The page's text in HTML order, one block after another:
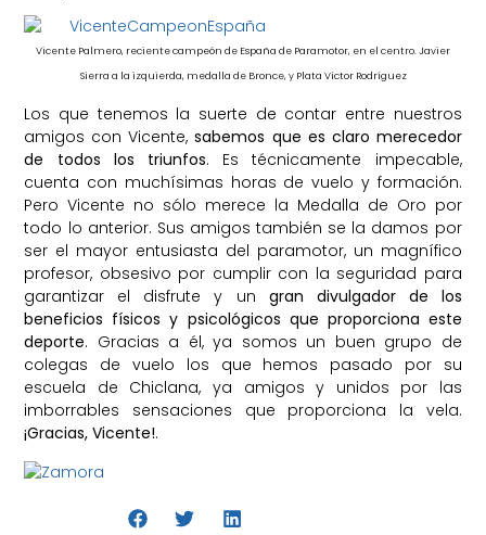
Vicente Palmero, reciente campeón de España de Paramotor, en el centro.Javier
Sierra a la izquierda, medalla de Bronce, y Plata Víctor Rodríguez
Los que tenemos la suerte de contar entre nuestros
amigos con Vicente,sabemos que es claro merecedor
de todos los triunfos. Es técnicamente impecable,
cuenta con muchísimas horas de vuelo y formación.
Pero Vicente no sólo merece la Medalla de Oro por
todo lo anterior. Sus amigos también se la damos por
ser el mayor entusiasta del paramotor, un magnífico
profesor, obsesivo por cumplir con la seguridad para
garantizar el disfrute y un gran divulgador de los
beneficios físicos y psicológicos que proporciona este
deporte. Gracias a él, ya somos un buen grupo de
colegas de vuelo los que hemos pasado por su
escuela de Chiclana, ya amigos y unidos por las
imborrables sensaciones que proporciona la vela.
¡Gracias, Vicente!.